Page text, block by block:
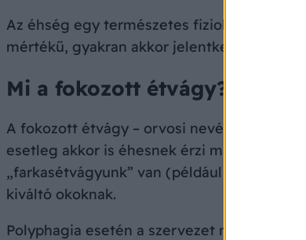
Az éhség egy természetes fiziológiai
mértékű, gyakran akkor jelentkezik, amikor
Mi a fokozott étvágy?
A fokozott étvágy – orvosi nevén
esetleg akkor is éhesnek érzi magát,
„farkasétvágyunk” van (például
kiváltó okoknak.
Polyphagia esetén a szervezet nem érzi